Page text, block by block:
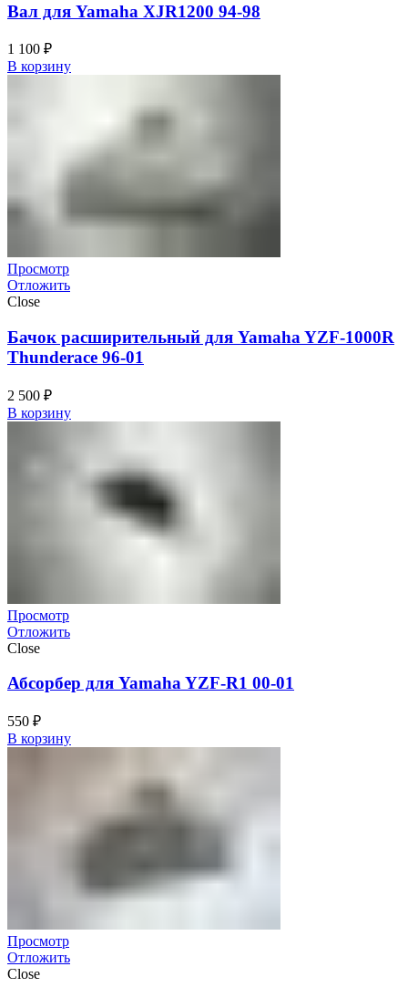
Вал для Yamaha XJR1200 94-98
1 100 ₽
В корзину
Просмотр
Отложить
Close
Бачок расширительный для Yamaha YZF-1000R
Thunderace 96-01
2 500 ₽
В корзину
Просмотр
Отложить
Close
Абсорбер для Yamaha YZF-R1 00-01
550 ₽
В корзину
Просмотр
Отложить
Close